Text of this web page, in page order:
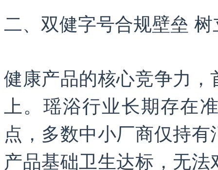
二、双健字号合规壁垒
健康产品的核心竞争力
上。瑶浴行业长期存在
点，多数中小厂商仅持
产品基础卫生达标，无